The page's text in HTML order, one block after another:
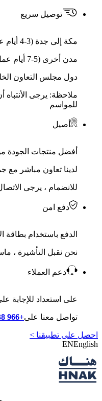
توصيل سريع
مكة إلى جدة (3-4 أيام عمل)
مدن أخرى (5-7 أيام عمل)
دول مجلس التعاون الخليجي (8-10
ملاحظة: يرجى الأنتباه
للمواسم
أصيل
أفضل منتجات الجودة من
لدينا تعاون مباشر مع
للانضمام ، يرجى
دفع امن
الدفع باستخدام بطاقة
نحن نقبل التأشيرة ،
دعم العملاء
على استعداد للإجابة
تواصل معنا على+966 920009538
احصل على تطبيقنا >
ENEnglish